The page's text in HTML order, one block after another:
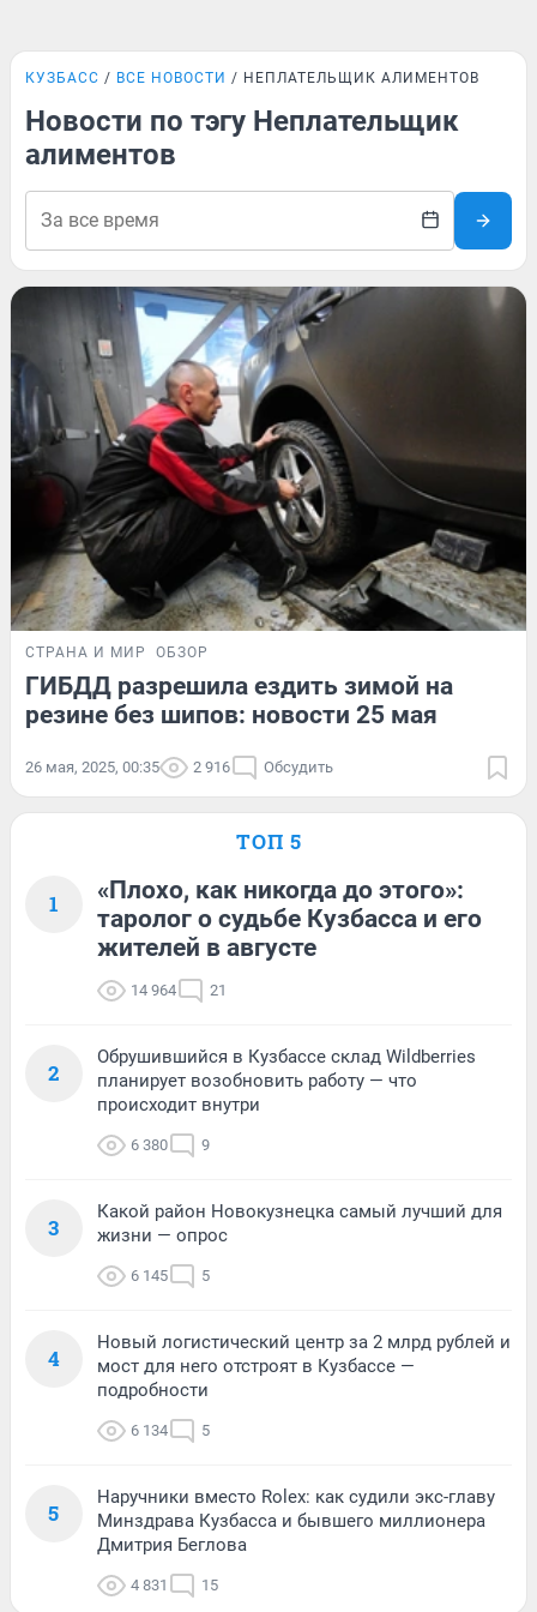
КУЗБАСС ВСЕ НОВОСТИ НЕПЛАТЕЛЬЩИК АЛИМЕНТОВ
Новости по тэгу Неплательщик
алиментов
СТРАНА И МИР ОБЗОР
ГИБДД разрешила ездить зимой на
резине без шипов: новости 25 мая
26 мая, 2025, 00:35 2 916 Обсудить
ТОП 5
1
«Плохо, как никогда до этого»:
таролог о судьбе Кузбасса и его
жителей в августе
14 964 21
2
Обрушившийся в Кузбассе склад Wildberries
планирует возобновить работу — что
происходит внутри
6 380 9
3
Какой район Новокузнецка самый лучший для
жизни — опрос
6 145 5
4
Новый логистический центр за 2 млрд рублей и
мост для него отстроят в Кузбассе —
подробности
6 134 5
5
Наручники вместо Rolex: как судили экс-главу
Минздрава Кузбасса и бывшего миллионера
Дмитрия Беглова
4 831 15